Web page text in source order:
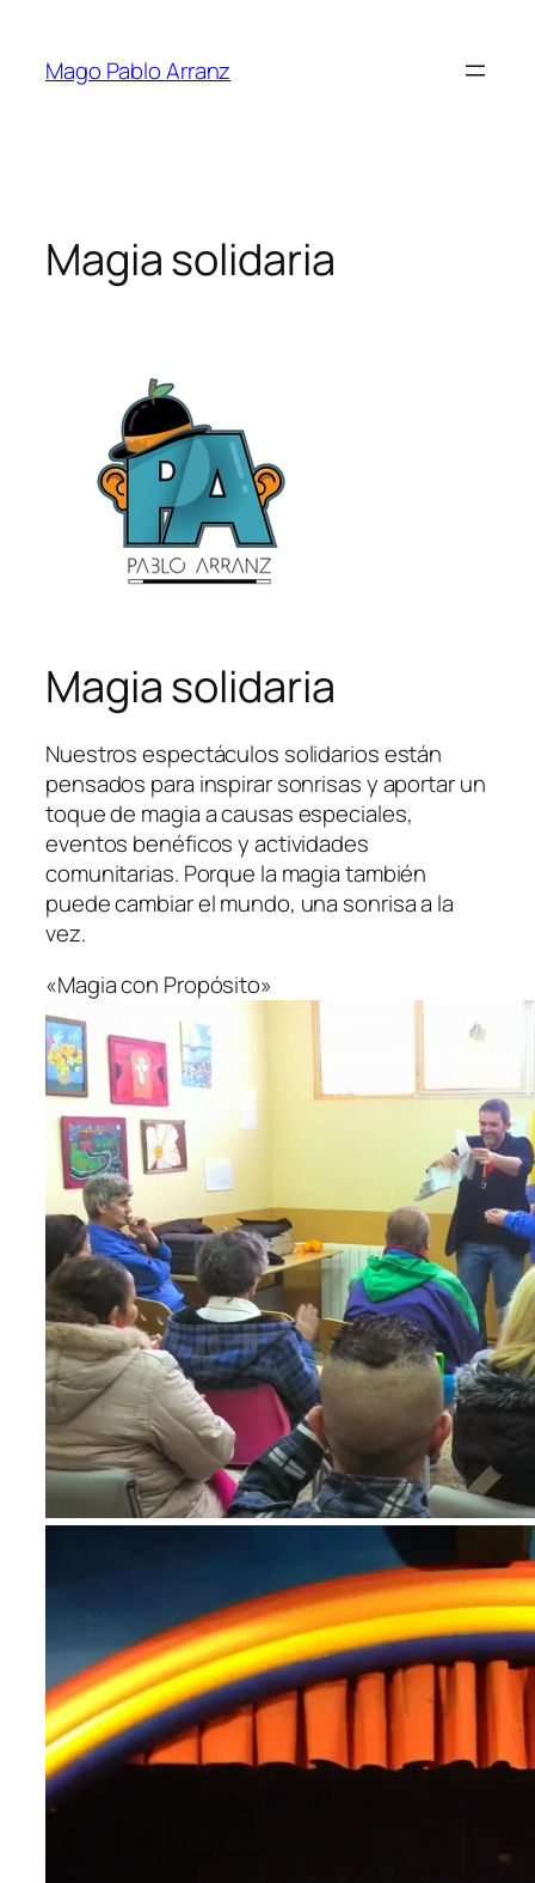
contenido
Mago Pablo Arranz
Magia solidaria
Magia solidaria
Nuestros espectáculos solidarios están
pensados para inspirar sonrisas y aportar un
toque de magia a causas especiales,
eventos benéficos y actividades
comunitarias. Porque la magia también
puede cambiar el mundo, una sonrisa a la
vez.
«Magia con Propósito»